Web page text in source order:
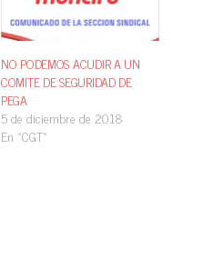
NO PODEMOS ACUDIR A UN
COMITE DE SEGURIDAD DE
PEGA
5 de diciembre de 2018
En «CGT»